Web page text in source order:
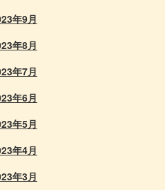
年9月
年8月
年7月
年6月
年5月
年4月
年3月